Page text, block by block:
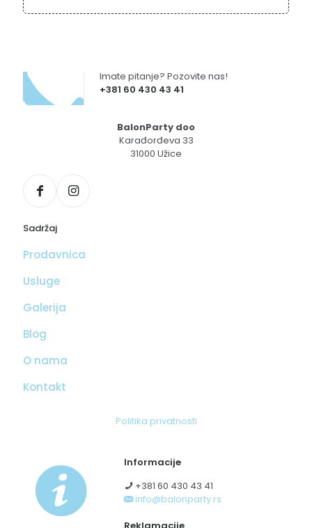
+381 60 430 43 41
Imate pitanje? Pozovite nas!
BalonParty doo
Karađorđeva 33
31000 Užice
Sadržaj
Prodavnica
Usluge
Galerija
Blog
O nama
Kontakt
Politika privatnosti
Informacije
+381 60 430 43 41
info@balonparty.rs